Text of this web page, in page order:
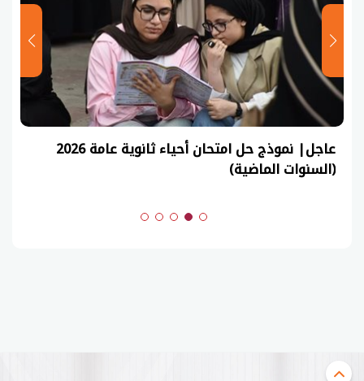
عاجل| نموذج حل امتحان أحياء ثانوية عامة 2026
(السنوات الماضية)